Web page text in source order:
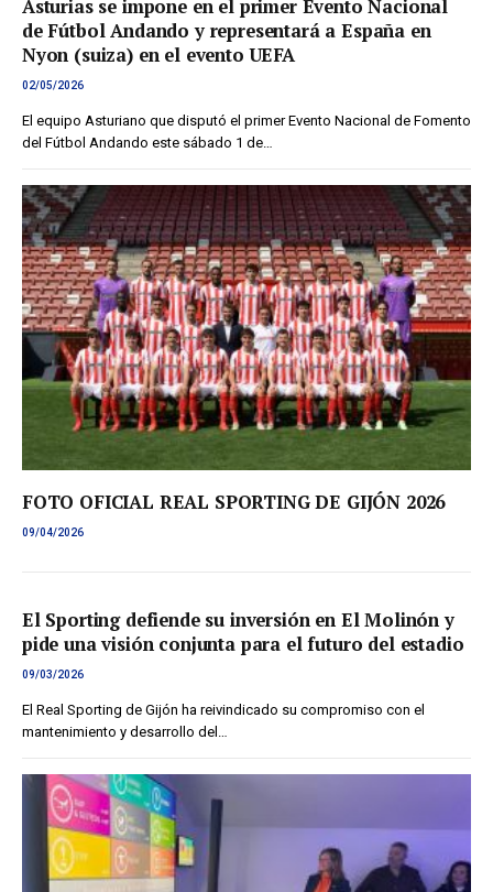
Asturias se impone en el primer Evento Nacional
de Fútbol Andando y representará a España en
Nyon (suiza) en el evento UEFA
02/05/2026
El equipo Asturiano que disputó el primer Evento Nacional de Fomento
del Fútbol Andando este sábado 1 de…
FOTO OFICIAL REAL SPORTING DE GIJÓN 2026
09/04/2026
El Sporting defiende su inversión en El Molinón y
pide una visión conjunta para el futuro del estadio
09/03/2026
El Real Sporting de Gijón ha reivindicado su compromiso con el
mantenimiento y desarrollo del…